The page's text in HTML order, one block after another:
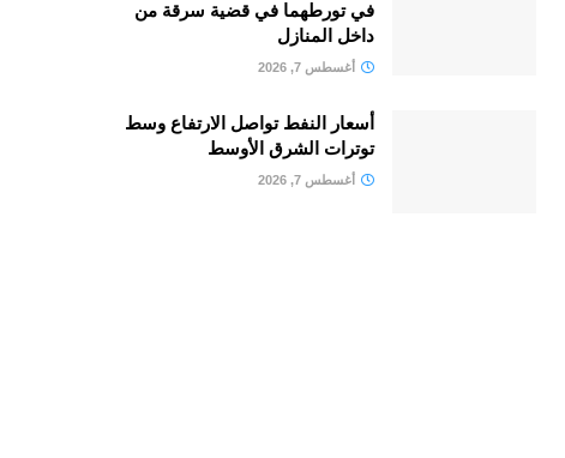
في تورطهما في قضية سرقة من
داخل المنازل
أغسطس 7, 2026
أسعار النفط تواصل الارتفاع وسط
توترات الشرق الأوسط
أغسطس 7, 2026